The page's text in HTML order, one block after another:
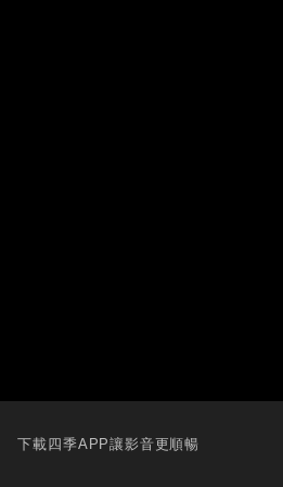
下載四季APP讓影音更順暢